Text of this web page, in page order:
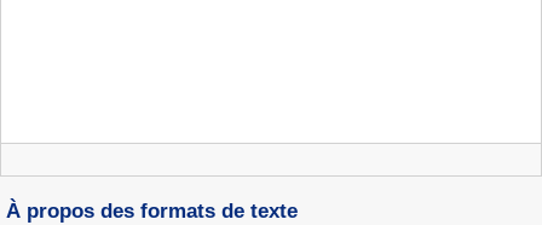
À propos des formats de texte